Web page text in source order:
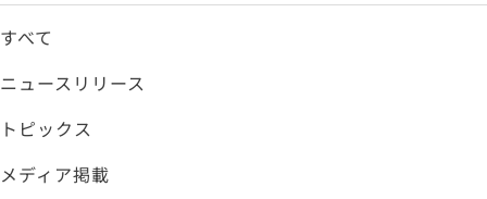
すべて
ニュースリリース
トピックス
メディア掲載